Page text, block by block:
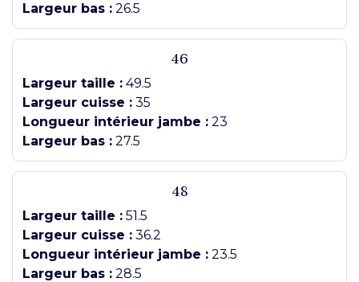
Largeur bas : 26.5
46
Largeur taille : 49.5
Largeur cuisse : 35
Longueur intérieur jambe : 23
Largeur bas : 27.5
48
Largeur taille : 51.5
Largeur cuisse : 36.2
Longueur intérieur jambe : 23.5
Largeur bas : 28.5